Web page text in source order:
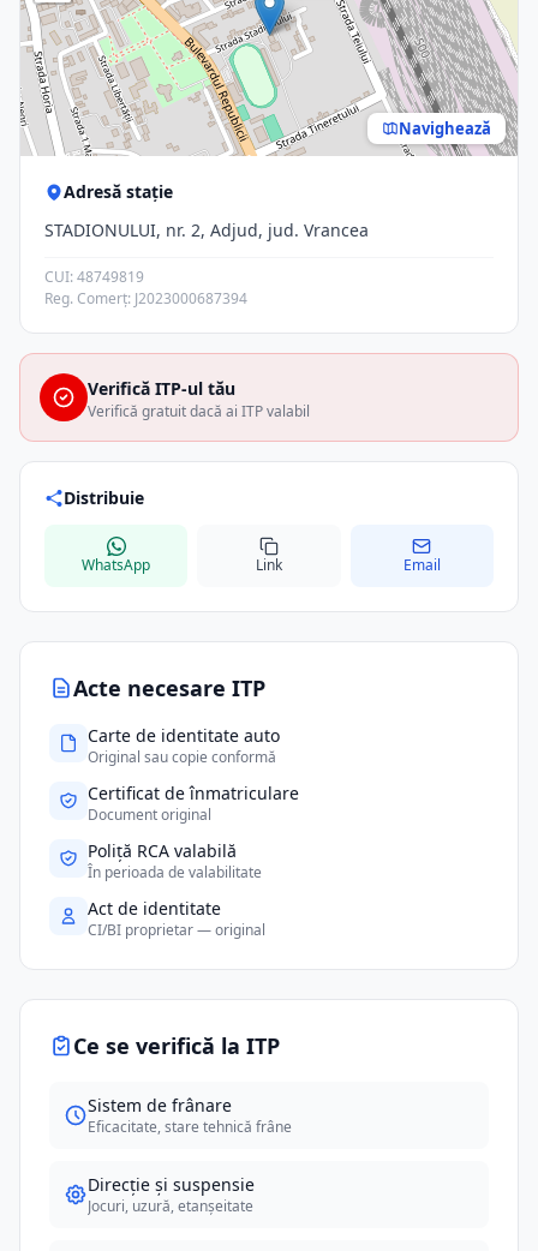
Acte necesare ITP
Carte de identitate auto
Original sau copie conformă
Certificat de înmatriculare
Document original
Poliță RCA valabilă
În perioada de valabilitate
Act de identitate
CI/BI proprietar — original
Ce se verifică la ITP
Sistem de frânare
Eficacitate, stare tehnică frâne
Direcție și suspensie
Jocuri, uzură, etanșeitate
Navighează
Adresă stație
STADIONULUI, nr. 2, Adjud, jud. Vrancea
CUI: 48749819
Reg. Comerț: J2023000687394
Verifică ITP-ul tău
Verifică gratuit dacă ai ITP valabil
Distribuie
WhatsApp Link Email